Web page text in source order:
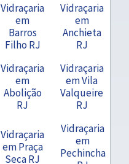
Vidraçaria
em
Barros
Filho RJ
Vidraçaria
em
Anchieta
RJ
Vidraçaria
em
Abolição
RJ
Vidraçaria
em Vila
Valqueire
RJ
Vidraçaria
em Praça
Seca RJ
Vidraçaria
em
Pechincha